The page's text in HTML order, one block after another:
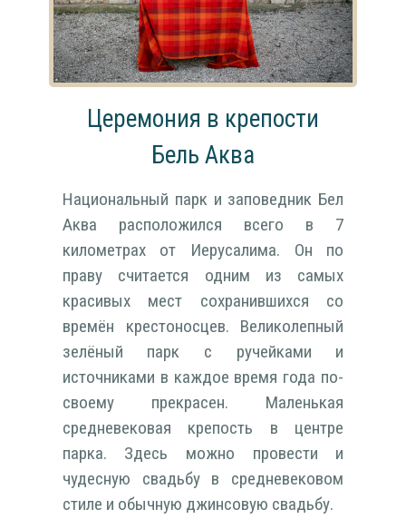
Церемония в крепости
Бель Аква
Национальный парк и заповедник Бел
Аква расположился всего в 7
километрах от Иерусалима. Он по
праву считается одним из самых
красивых мест сохранившихся со
времён крестоносцев. Великолепный
зелёный парк с ручейками и
источниками в каждое время года по-
своему прекрасен. Маленькая
средневековая крепость в центре
парка. Здесь можно провести и
чудесную свадьбу в средневековом
стиле и обычную джинсовую свадьбу.